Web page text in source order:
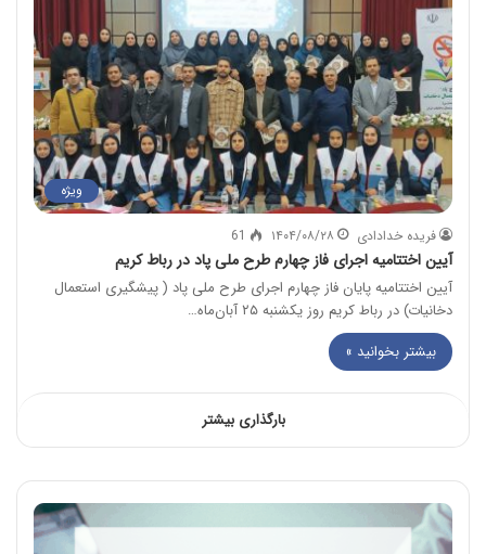
ویژه
فریده خدادادی ۱۴۰۴/۰۸/۲۸ 61
آیین اختتامیه اجرای فاز چهارم طرح ملی پاد در رباط‌ کریم
آیین اختتامیه پایان فاز چهارم اجرای طرح ملی پاد ( پیشگیری استعمال
دخانیات) در رباط‌ کریم روز یکشنبه ۲۵ آبان‌ماه…
بیشتر بخوانید »
بارگذاری بیشتر